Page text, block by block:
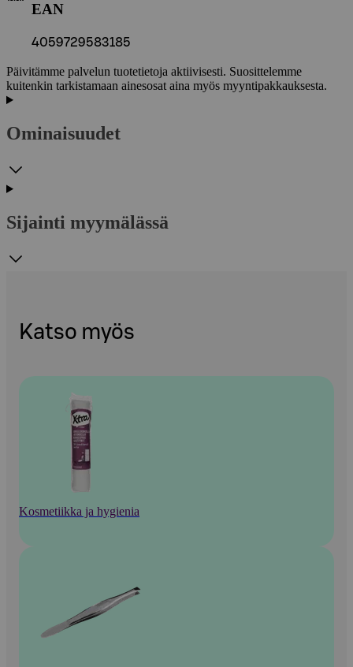
EAN
4059729583185
Päivitämme palvelun tuotetietoja aktiivisesti. Suosittelemme
kuitenkin tarkistamaan ainesosat aina myös myyntipakkauksesta.
Ominaisuudet
Sijainti myymälässä
Katso myös
Kosmetiikka ja hygienia